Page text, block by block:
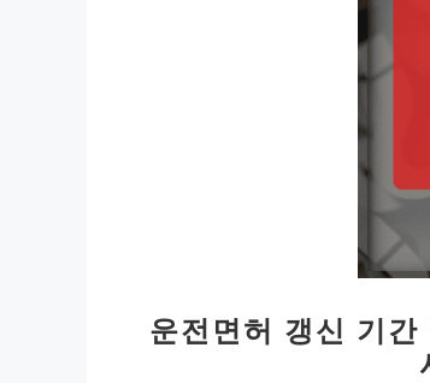
운전면허 갱신 기